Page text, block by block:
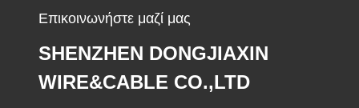
Επικοινωνήστε μαζί μας
SHENZHEN DONGJIAXIN
WIRE&CABLE CO.,LTD